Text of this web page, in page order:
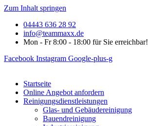
Zum Inhalt springen
04443 636 28 92
info@teammaxx.de
Mon - Fr 8:00 - 18:00 für Sie erreichbar!
Facebook Instagram Google-plus-g
Startseite
Online Angebot anfordern
Reinigungsdienstleistungen
Glas- und Gebäudereinigung
Bauendreinigung